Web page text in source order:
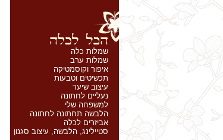
שמלות כלה
שמלות ערב
איפור וקוסמטיקה
תכשיטים וטבעות
עיצוב שיער
נעליים לחתונה
למשפחה שלי
הלבשה תחתונה לחתונה
אביזרים לכלה
סטיילינג, הלבשה, עיצוב סגנון